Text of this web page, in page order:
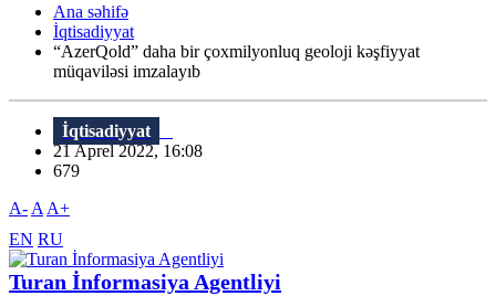
Ana səhifə
İqtisadiyyat
“AzerQold” daha bir çoxmilyonluq geoloji kəşfiyyat
müqaviləsi imzalayıb
İqtisadiyyat
21 Aprel 2022, 16:08
679
A- A A+
EN RU
Turan İnformasiya Agentliyi